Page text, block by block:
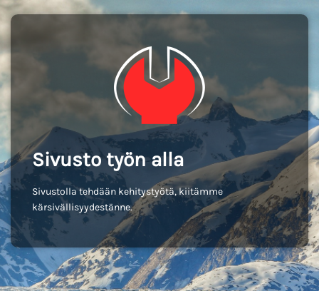
Sivusto työn alla
Sivustolla tehdään kehitystyötä, kiitämme
kärsivällisyydestänne.